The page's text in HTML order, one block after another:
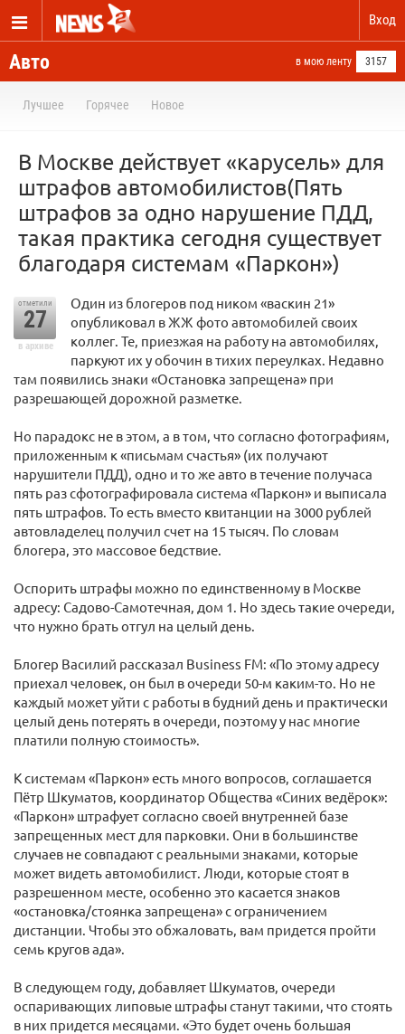
Вход
Авто в мою ленту 3157
Лучшее Горячее Новое
В Москве действует «карусель» для
штрафов автомобилистов(Пять
штрафов за одно нарушение ПДД,
такая практика сегодня существует
благодаря системам «Паркон»)
отметили
27
в архиве
Один из блогеров под ником «васкин 21»
опубликовал в ЖЖ фото автомобилей своих
коллег. Те, приезжая на работу на автомобилях,
паркуют их у обочин в тихих переулках. Недавно
там появились знаки «Остановка запрещена» при
разрешающей дорожной разметке.
Но парадокс не в этом, а в том, что согласно фотографиям,
приложенным к «письмам счастья» (их получают
нарушители ПДД), одно и то же авто в течение получаса
пять раз сфотографировала система «Паркон» и выписала
пять штрафов. То есть вместо квитанции на 3000 рублей
автовладелец получил счет на 15 тысяч. По словам
блогера, это массовое бедствие.
Оспорить штрафы можно по единственному в Москве
адресу: Садово-Самотечная, дом 1. Но здесь такие очереди,
что нужно брать отгул на целый день.
Блогер Василий рассказал Business FM: «По этому адресу
приехал человек, он был в очереди 50-м каким-то. Но не
каждый может уйти с работы в будний день и практически
целый день потерять в очереди, поэтому у нас многие
платили полную стоимость».
К системам «Паркон» есть много вопросов, соглашается
Пётр Шкуматов, координатор Общества «Синих ведёрок»:
«Паркон» штрафует согласно своей внутренней базе
запрещенных мест для парковки. Они в большинстве
случаев не совпадают с реальными знаками, которые
может видеть автомобилист. Люди, которые стоят в
разрешенном месте, особенно это касается знаков
«остановка/стоянка запрещена» с ограничением
дистанции. Чтобы это обжаловать, вам придется пройти
семь кругов ада».
В следующем году, добавляет Шкуматов, очереди
оспаривающих липовые штрафы станут такими, что стоять
в них придется месяцами. «Это будет очень большая